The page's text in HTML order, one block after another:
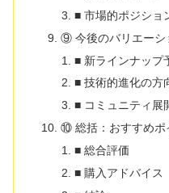
■ 市場的ポジショ
⑨ 今後のバリエーシ
■ 新ラインナップ
■ 技術的進化の方
■ コミュニティ展
⑩ 総括：おすすめポ
■ 総合評価
■ 購入アドバイス